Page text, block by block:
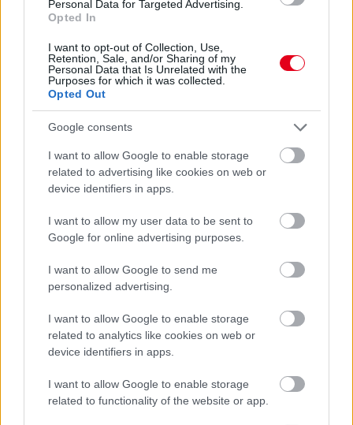
Personal Data for Targeted Advertising.
Opted In
I want to opt-out of Collection, Use,
Retention, Sale, and/or Sharing of my
Personal Data that Is Unrelated with the
Purposes for which it was collected.
Opted Out
Google consents
I want to allow Google to enable storage
related to advertising like cookies on web or
device identifiers in apps.
I want to allow my user data to be sent to
Google for online advertising purposes.
I want to allow Google to send me
personalized advertising.
I want to allow Google to enable storage
related to analytics like cookies on web or
device identifiers in apps.
I want to allow Google to enable storage
related to functionality of the website or app.
Kövess minket a Facebookon
Formula.hu
Parc Fermé